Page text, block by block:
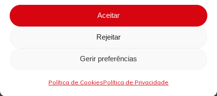
Aceitar
Rejeitar
Gerir preferências
Política de CookiesPolítica de Privacidade
Ao pagares com MB WAY na loja online